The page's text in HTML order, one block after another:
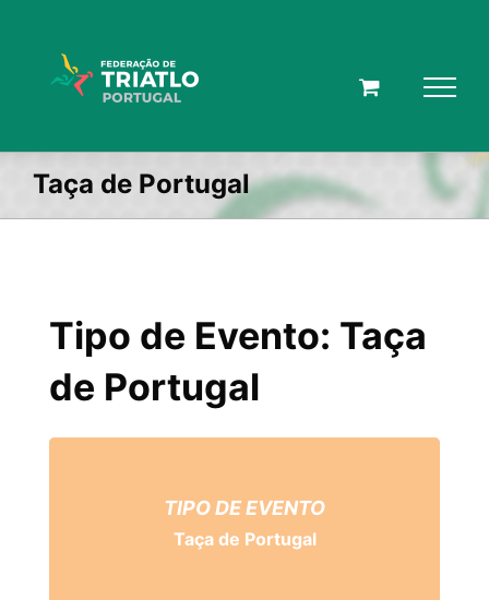
Taça de Portugal
Tipo de Evento: Taça
de Portugal
TIPO DE EVENTO
Taça de Portugal